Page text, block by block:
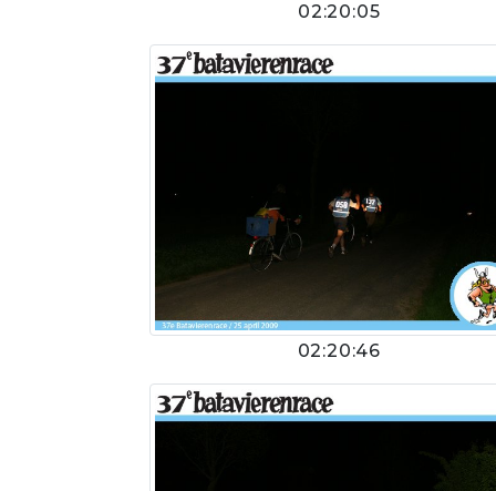
02:20:05
02:20:46